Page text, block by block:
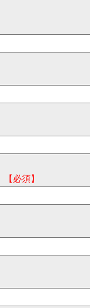
【必須】